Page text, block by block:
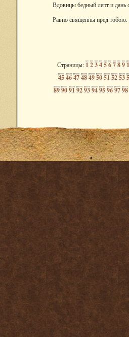
Вдовицы бедный лепт и дань
Равно священны пред тобою.
Страницы:1 23456789
454647484950515253
89909192939495969798